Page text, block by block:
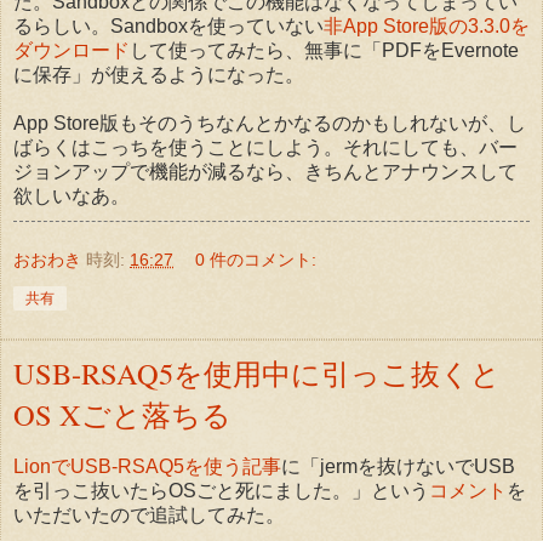
るらしい。Sandboxを使っていない非App Store版の3.3.0を
ダウンロード して使ってみたら、無事に「PDFをEvernote
に保存」が使えるようになった。
App Store版もそのうちなんとかなるのかもしれないが、し
ばらくはこっちを使うことにしよう。それにしても、バー
ジョンアップで機能が減るなら、きちんとアナウンスして
欲しいなあ。
おおわき 時刻: 16:27 0 件のコメント:
共有
USB-RSAQ5を使用中に引っこ抜くと
OS Xごと落ちる
LionでUSB-RSAQ5を使う記事に「jermを抜けないでUSB
を引っこ抜いたらOSごと死にました。」という コメント を
いただいたので追試してみた。